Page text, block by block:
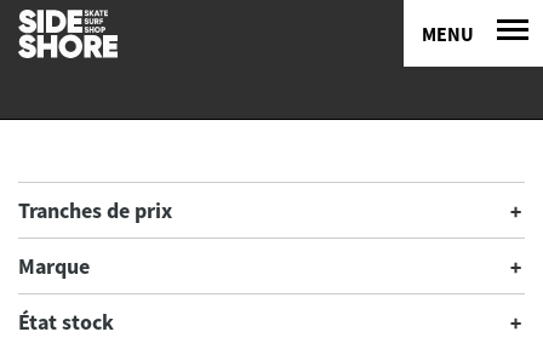
MENU
Tranches de prix
Marque
État stock